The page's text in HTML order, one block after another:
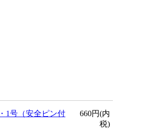
1号（安全ピン付
660円(内
税)